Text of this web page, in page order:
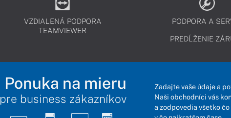
VZDIALENÁ PODPORA
TEAMVIEWER
PODPORA A
PREDĹŽENIE
Ponuka na mieru
pre business zákazníkov
Zadajte vaše údaje a
Naši obchodníci vás
a zodpovedia všetko